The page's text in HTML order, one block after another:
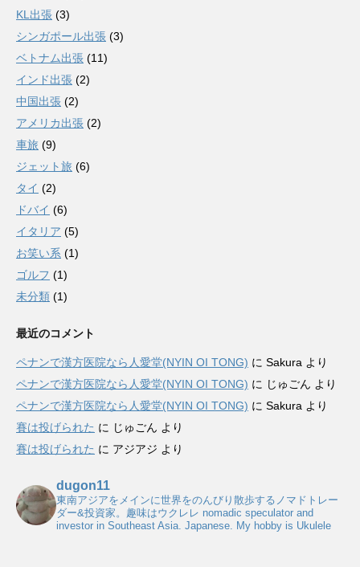
KL出張 (3)
シンガポール出張 (3)
ベトナム出張 (11)
インド出張 (2)
中国出張 (2)
アメリカ出張 (2)
車旅 (9)
ジェット旅 (6)
タイ (2)
ドバイ (6)
イタリア (5)
お笑い系 (1)
ゴルフ (1)
未分類 (1)
最近のコメント
ペナンで漢方医院なら人愛堂(NYIN OI TONG) に Sakura より
ペナンで漢方医院なら人愛堂(NYIN OI TONG) に じゅごん より
ペナンで漢方医院なら人愛堂(NYIN OI TONG) に Sakura より
賽は投げられた に じゅごん より
賽は投げられた に アジアジ より
dugon11
東南アジアをメインに世界をのんびり散歩するノマドトレー
ダー&投資家。趣味はウクレレ nomadic speculator and
investor in Southeast Asia. Japanese. My hobby is Ukulele